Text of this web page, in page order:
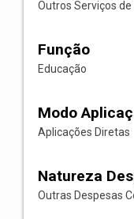
Outros Serviços
Função
Educação
Modo
Aplicações Diretas
Natureza
Outras Despesas